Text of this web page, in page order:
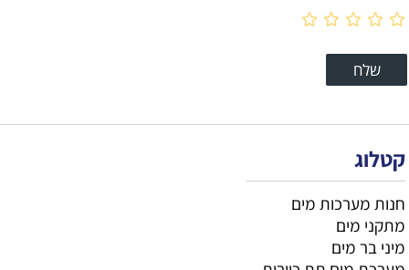
קטלוג
חנות מערכות מים
מתקני מים
מיני בר מים